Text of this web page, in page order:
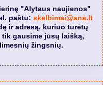
"Alytaus naujienos"
paštu: skelbimai@ana.lt
ir adresą, kuriuo turėtų
gausime jūsų laišką,
žingsnių.